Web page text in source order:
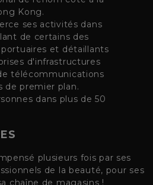
Kong.
ses activités dans
de certains des
et détaillants
d'infrastructures
télécommunications
de premier plan.
dans plus de 50
plusieurs fois par ses
de la beauté, pour ses
chaîne de magasins !